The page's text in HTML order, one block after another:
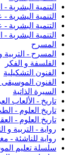
التنمية البشرية -
التنمية اليشرية
التنمية البشرية -
التنمية البشرية -
المسرح
المسرح - التربية
الفلسفة و الفكر
الفنون التشكيلية
الفنون الموسيقى
السيرة الذاتية
تاريخ - الألعاب
تاريخ العلوم -
تاريخ العلوم -
رواية - التربية
رواية للناشئة -
سلسلة تعليم